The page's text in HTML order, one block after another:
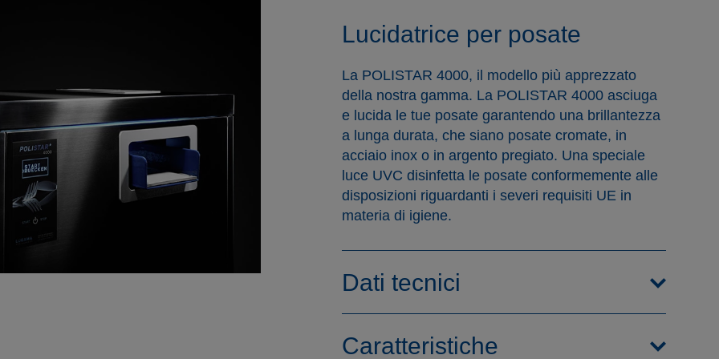
Lucidatrice per posate
La POLISTAR 4000, il modello più apprezzato
della nostra gamma. La POLISTAR 4000 asciuga
e lucida le tue posate garantendo una brillantezza
a lunga durata, che siano posate cromate, in
acciaio inox o in argento pregiato. Una speciale
luce UVC disinfetta le posate conformemente alle
disposizioni riguardanti i severi requisiti UE in
materia di igiene.
Dati tecnici
Caratteristiche